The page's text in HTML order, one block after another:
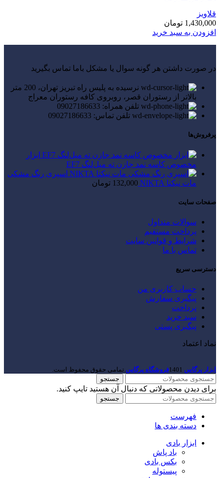
قلاویز
1,430,000 تومان
افزودن به سبد خرید
در صورت داشتن هر گونه سوال یا مشکل باما تماس بگیرید
نرسیده به پلیس راه تبریز تهران، 200 متر
بالاتر از رستوران قصر، روبروی کافه رستوران معراج
تلفن همراه: 09027186633
تلفن تماس: 09027186633
پرفروش‌ها
ابزار
مخصوص کاسه نمد جازن ته میل‌لنگ EF7
اسپری رنگ مشکی
مات نیکتا NIKTA
132,000 تومان
صفحات سایت
سوالات متداول
پرداخت مستقیم
شرایط و قوانین سایت
تماس با ما
دسترسی سریع
حساب کاربری من
پیگیری سفارش
پرداخت
سبد خرید
پیگیری پستی
نماد اعتماد
ابزار پرگاس 1401فروشگاه پرگاس.تمامی حقوق محفوظ است.
جستجو
برای دیدن محصولاتی که دنبال آن هستید تایپ کنید.
جستجو
فهرست
دسته بندی ها
ابزار بادی
باد پاش
بکس بادی
پیستوله